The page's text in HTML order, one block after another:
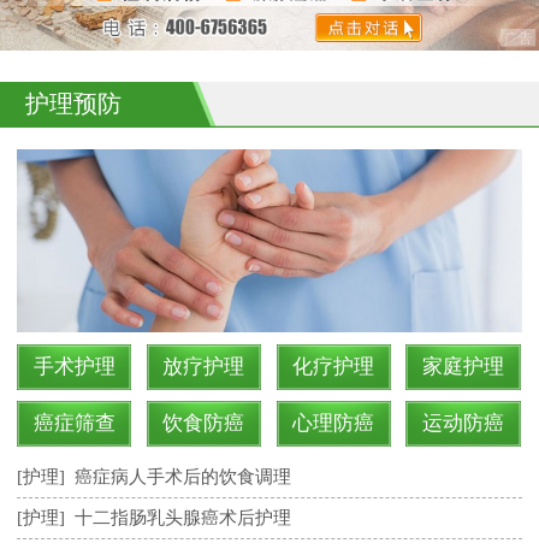
护理预防
手术护理 放疗护理 化疗护理 家庭护理
癌症筛查 饮食防癌 心理防癌 运动防癌
[护理] 癌症病人手术后的饮食调理
[护理] 十二指肠乳头腺癌术后护理